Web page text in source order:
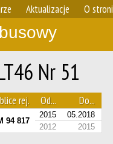
Aktualizacje O
Nr 51
rej. Od... Do...
94 817
2015 05.2018
2012 2015